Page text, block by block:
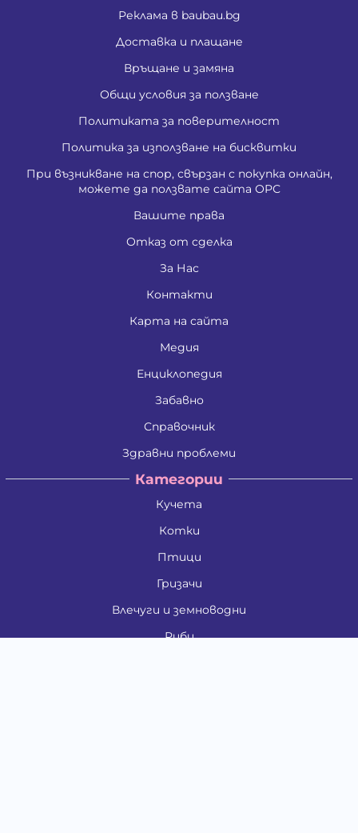
Реклама в baubau.bg
Доставка и плащане
Връщане и замяна
Общи условия за ползване
Политиката за поверителност
Политика за използване на бисквитки
При възникване на спор, свързан с покупка онлайн,
можете да ползвате сайта ОРС
Вашите права
Отказ от сделка
За Нас
Контакти
Карта на сайта
Медия
Енциклопедия
Забавно
Справочник
Здравни проблеми
Категории
Кучета
Котки
Птици
Гризачи
Влечуги и земноводни
Риби